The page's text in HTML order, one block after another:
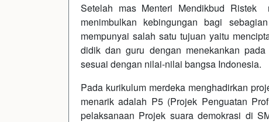
Setelah mas Menteri Mendikbud Ristek
menimbulkan kebingungan bagi
mempunyai salah satu tujuan yaitu
didik dan guru dengan menekankan
sesuai dengan nilai-nilai bangsa Indonesia.
Pada kurikulum merdeka menghadirkan
menarik adalah P5 (Projek Penguatan
pelaksanaan Projek suara demokrasi di